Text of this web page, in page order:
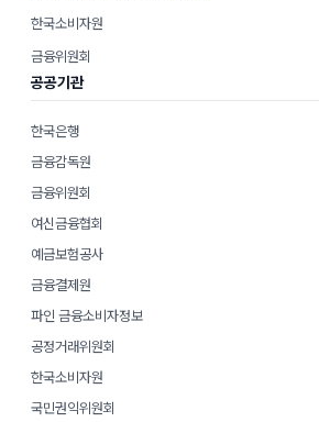
한국소비자원
금융위원회
공공기관
한국은행
금융감독원
금융위원회
여신금융협회
예금보험공사
금융결제원
파인 금융소비자정보
공정거래위원회
한국소비자원
국민권익위원회